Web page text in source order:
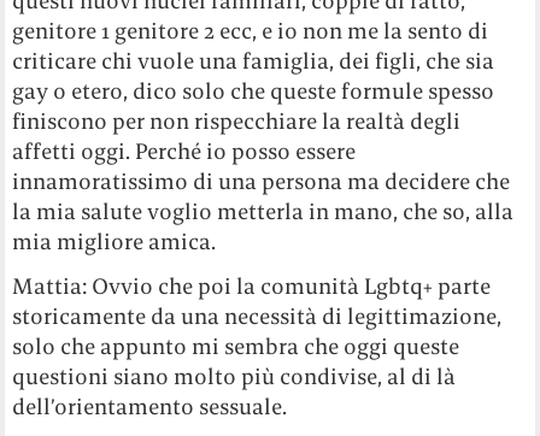
genitore 1 genitore 2 ecc, e io non me la sento di
criticare chi vuole una famiglia, dei figli, che sia
gay o etero, dico solo che queste formule spesso
finiscono per non rispecchiare la realtà degli
affetti oggi. Perché io posso essere
innamoratissimo di una persona ma decidere che
la mia salute voglio metterla in mano, che so, alla
mia migliore amica.
Mattia: Ovvio che poi la comunità Lgbtq+ parte
storicamente da una necessità di legittimazione,
solo che appunto mi sembra che oggi queste
questioni siano molto più condivise, al di là
dell’orientamento sessuale.